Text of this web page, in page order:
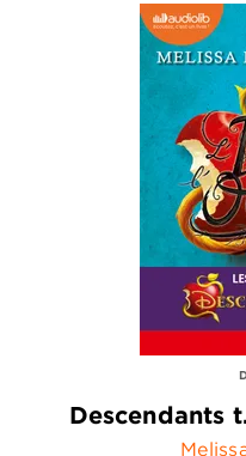
Descendants